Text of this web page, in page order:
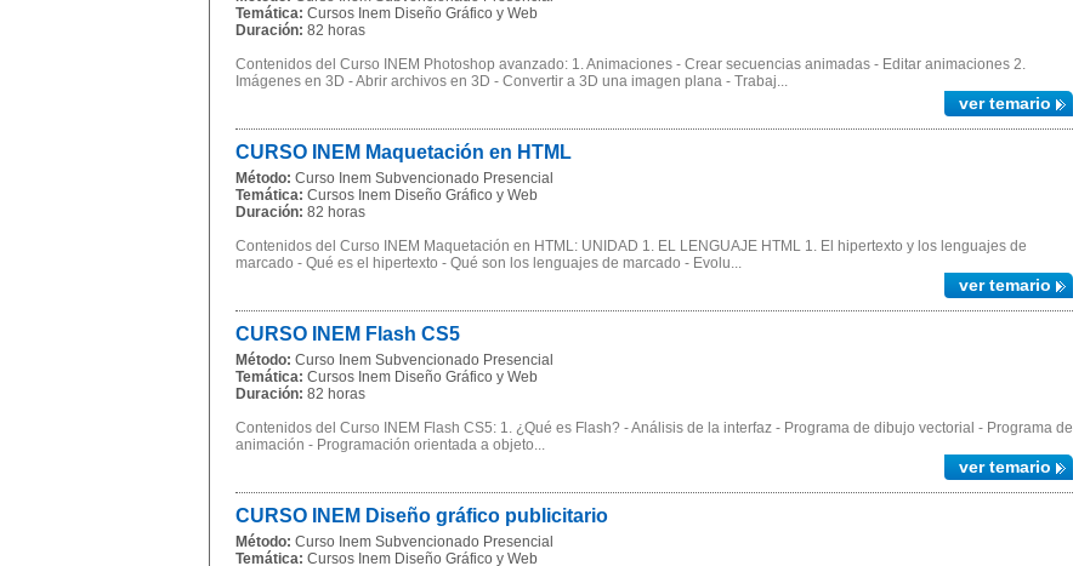
Temática: Cursos Inem Diseño Gráfico y Web
Duración: 82 horas
Contenidos del Curso INEM Photoshop avanzado: 1. Animaciones - Crear secuencias animadas - Editar animaciones 2.
Imágenes en 3D - Abrir archivos en 3D - Convertir a 3D una imagen plana - Trabaj...
ver temario
CURSO INEM Maquetación en HTML
Método: Curso Inem Subvencionado Presencial
Temática: Cursos Inem Diseño Gráfico y Web
Duración: 82 horas
Contenidos del Curso INEM Maquetación en HTML: UNIDAD 1. EL LENGUAJE HTML 1. El hipertexto y los lenguajes de
marcado - Qué es el hipertexto - Qué son los lenguajes de marcado - Evolu...
ver temario
CURSO INEM Flash CS5
Método: Curso Inem Subvencionado Presencial
Temática: Cursos Inem Diseño Gráfico y Web
Duración: 82 horas
Contenidos del Curso INEM Flash CS5: 1. ¿Qué es Flash? - Análisis de la interfaz - Programa de dibujo vectorial - Programa de
animación - Programación orientada a objeto...
ver temario
CURSO INEM Diseño gráfico publicitario
Método: Curso Inem Subvencionado Presencial
Temática: Cursos Inem Diseño Gráfico y Web